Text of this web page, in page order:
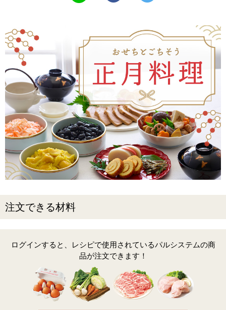
注文できる材料
ログインすると、レシピで使用されているパルシステムの商
品が注文できます！